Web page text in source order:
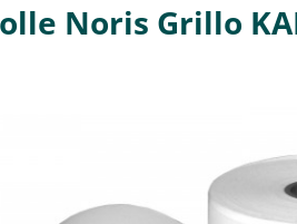
Noris Grillo